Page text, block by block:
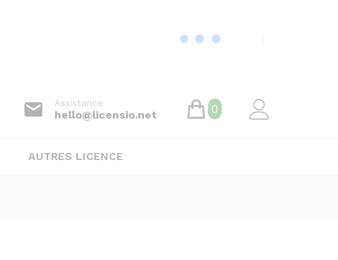
Assistance
hello@licensio.net 0
AUTRES LICENCE